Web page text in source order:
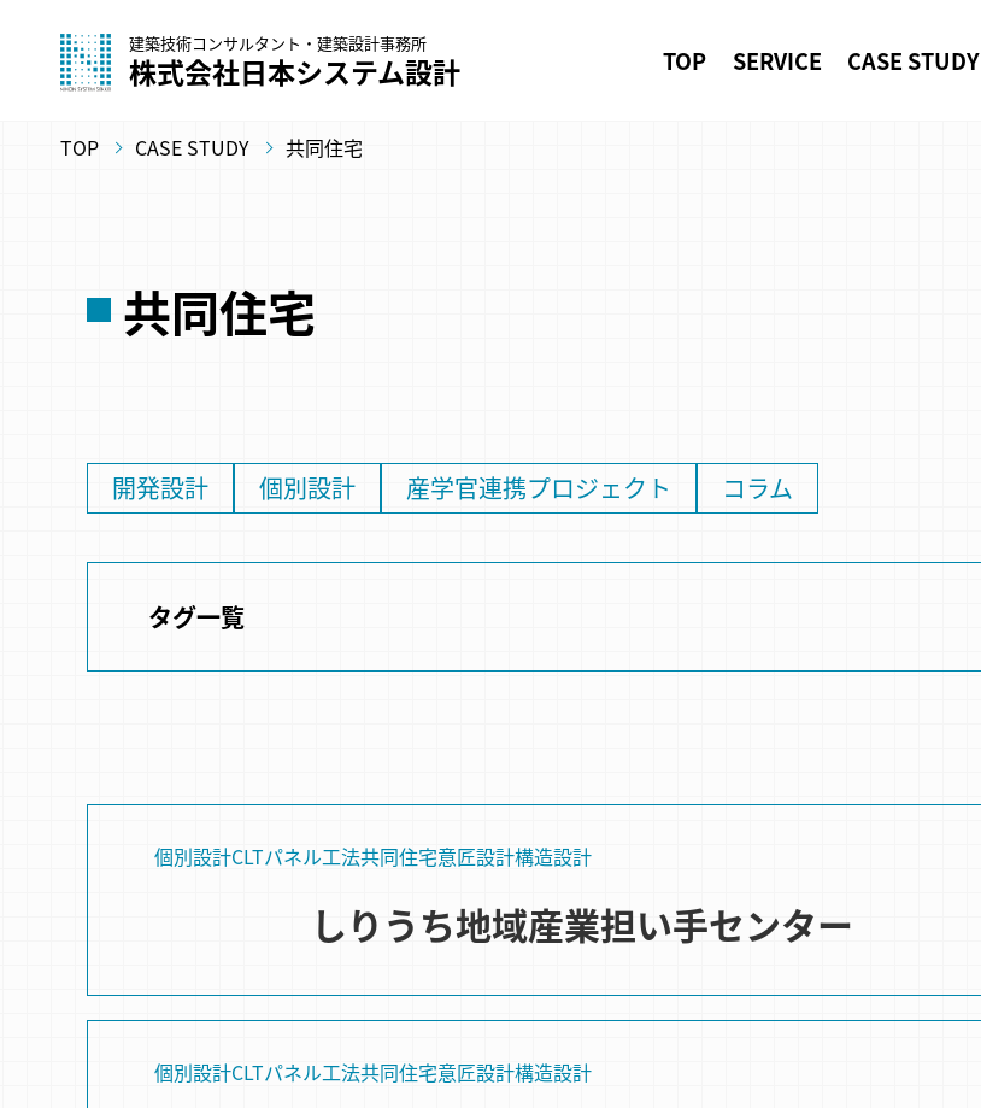
建築技術コンサルタント・建築設計事務所
株式会社日本システム設計 TOP SERVICE CASE STUDY
TOP CASE STUDY 共同住宅
共同住宅
開発設計 個別設計 産学官連携プロジェクト コラム
タグ一覧
個別設計CLTパネル⼯法共同住宅意匠設計構造設計
しりうち地域産業担い手センター
個別設計CLTパネル⼯法共同住宅意匠設計構造設計